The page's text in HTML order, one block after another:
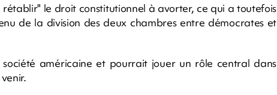
le droit constitutionnel à avorter, ce qui a toutefois
de la division des deux chambres entre démocrates et
américaine et pourrait jouer un rôle central dans